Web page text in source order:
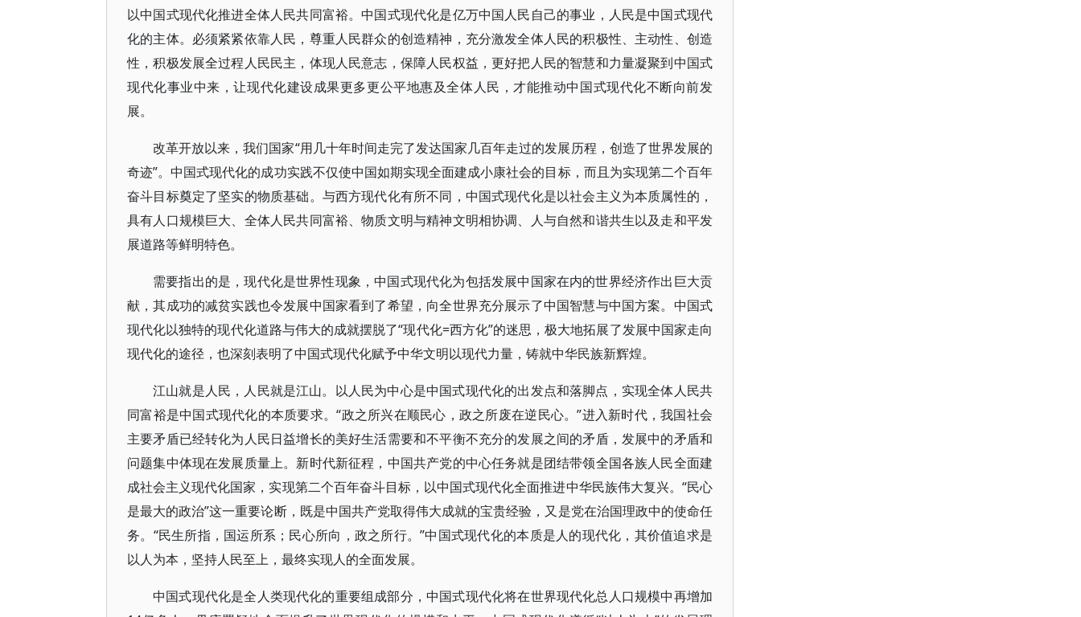
以中国式现代化推进全体人民共同富裕。中国式现代化是亿万中国人民自己的事业，人民是中国式现代
化的主体。必须紧紧依靠人民，尊重人民群众的创造精神，充分激发全体人民的积极性、主动性、创造
性，积极发展全过程人民民主，体现人民意志，保障人民权益，更好把人民的智慧和力量凝聚到中国式
现代化事业中来，让现代化建设成果更多更公平地惠及全体人民，才能推动中国式现代化不断向前发
展。
改革开放以来，我们国家“用几十年时间走完了发达国家几百年走过的发展历程，创造了世界发展的
奇迹”。中国式现代化的成功实践不仅使中国如期实现全面建成小康社会的目标，而且为实现第二个百年
奋斗目标奠定了坚实的物质基础。与西方现代化有所不同，中国式现代化是以社会主义为本质属性的，
具有人口规模巨大、全体人民共同富裕、物质文明与精神文明相协调、人与自然和谐共生以及走和平发
展道路等鲜明特色。
需要指出的是，现代化是世界性现象，中国式现代化为包括发展中国家在内的世界经济作出巨大贡
献，其成功的减贫实践也令发展中国家看到了希望，向全世界充分展示了中国智慧与中国方案。中国式
现代化以独特的现代化道路与伟大的成就摆脱了“现代化=西方化”的迷思，极大地拓展了发展中国家走向
现代化的途径，也深刻表明了中国式现代化赋予中华文明以现代力量，铸就中华民族新辉煌。
江山就是人民，人民就是江山。以人民为中心是中国式现代化的出发点和落脚点，实现全体人民共
同富裕是中国式现代化的本质要求。“政之所兴在顺民心，政之所废在逆民心。”进入新时代，我国社会
主要矛盾已经转化为人民日益增长的美好生活需要和不平衡不充分的发展之间的矛盾，发展中的矛盾和
问题集中体现在发展质量上。新时代新征程，中国共产党的中心任务就是团结带领全国各族人民全面建
成社会主义现代化国家，实现第二个百年奋斗目标，以中国式现代化全面推进中华民族伟大复兴。“民心
是最大的政治”这一重要论断，既是中国共产党取得伟大成就的宝贵经验，又是党在治国理政中的使命任
务。“民生所指，国运所系；民心所向，政之所行。”中国式现代化的本质是人的现代化，其价值追求是
以人为本，坚持人民至上，最终实现人的全面发展。
中国式现代化是全人类现代化的重要组成部分，中国式现代化将在世界现代化总人口规模中再增加